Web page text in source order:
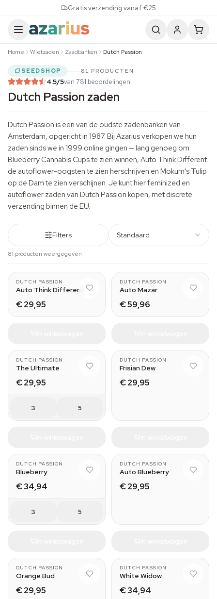
Gratis verzending vanaf €25
Home Wietzaden Zaadbanken Dutch Passion
SEEDSHOP 81 PRODUCTEN
4.5/5van 781 beoordelingen
Dutch Passion zaden
Dutch Passion is een van de oudste zadenbanken van
Amsterdam, opgericht in 1987. Bij Azarius verkopen we hun
zaden sinds we in 1999 online gingen — lang genoeg om
Blueberry Cannabis Cups te zien winnen, Auto Think Different
de autoflower-oogsten te zien herschrijven en Mokum's Tulip
op de Dam te zien verschijnen. Je kunt hier feminized en
autoflower zaden van Dutch Passion kopen, met discrete
verzending binnen de EU.
Filters Standaard
81 producten weergegeven
DUTCH PASSION
Auto Think Different
€ 29,95
DUTCH PASSION
Auto Mazar
€ 59,96
DUTCH PASSION
The Ultimate
€ 29,95
3 5
DUTCH PASSION
Frisian Dew
€ 29,95
DUTCH PASSION
Blueberry
€ 34,94
3 5
DUTCH PASSION
Auto Blueberry
€ 29,95
DUTCH PASSION
Orange Bud
€ 29,95
DUTCH PASSION
White Widow
€ 34,94